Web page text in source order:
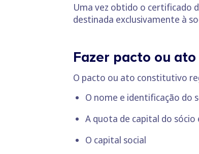
Uma vez obtido o certificado
destinada exclusivamente à
Fazer pacto ou
O pacto ou ato constitutivo
O nome e identificação do
A quota de capital do
O capital social